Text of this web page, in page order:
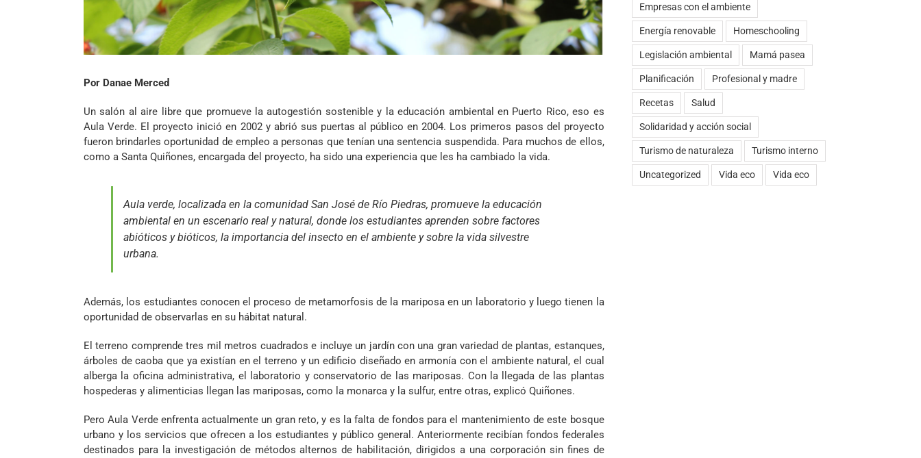
Por Danae Merced
Un salón al aire libre que promueve la autogestión sostenible y la educación ambiental en Puerto Rico, eso es
Aula Verde. El proyecto inició en 2002 y abrió sus puertas al público en 2004. Los primeros pasos del proyecto
fueron brindarles oportunidad de empleo a personas que tenían una sentencia suspendida. Para muchos de ellos,
como a Santa Quiñones, encargada del proyecto, ha sido una experiencia que les ha cambiado la vida.
Aula verde, localizada en la comunidad San José de Río Piedras, promueve la educación
ambiental en un escenario real y natural, donde los estudiantes aprenden sobre factores
abióticos y bióticos, la importancia del insecto en el ambiente y sobre la vida silvestre
urbana.
Además, los estudiantes conocen el proceso de metamorfosis de la mariposa en un laboratorio y luego tienen la
oportunidad de observarlas en su hábitat natural.
El terreno comprende tres mil metros cuadrados e incluye un jardín con una gran variedad de plantas, estanques,
árboles de caoba que ya existían en el terreno y un edificio diseñado en armonía con el ambiente natural, el cual
alberga la oficina administrativa, el laboratorio y conservatorio de las mariposas. Con la llegada de las plantas
hospederas y alimenticias llegan las mariposas, como la monarca y la sulfur, entre otras, explicó Quiñones.
Pero Aula Verde enfrenta actualmente un gran reto, y es la falta de fondos para el mantenimiento de este bosque
urbano y los servicios que ofrecen a los estudiantes y público general. Anteriormente recibían fondos federales
destinados para la investigación de métodos alternos de habilitación, dirigidos a una corporación sin fines de
Empresas con el ambiente
Energía renovable Homeschooling
Legislación ambiental Mamá pasea
Planificación Profesional y madre
Recetas Salud
Solidaridad y acción social
Turismo de naturaleza Turismo interno
Uncategorized Vida eco Vida eco